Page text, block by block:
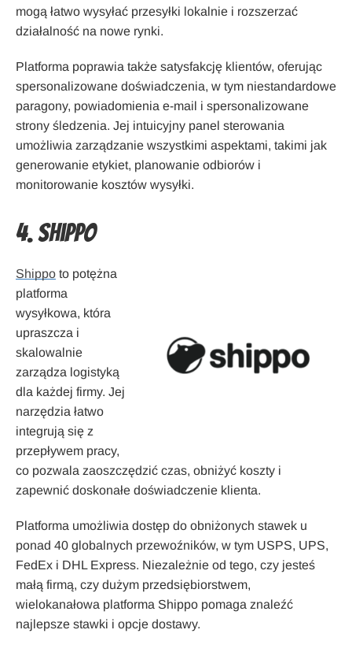
mogą łatwo wysyłać przesyłki lokalnie i rozszerzać
działalność na nowe rynki.
Platforma poprawia także satysfakcję klientów, oferując
spersonalizowane doświadczenia, w tym niestandardowe
paragony, powiadomienia e-mail i spersonalizowane
strony śledzenia. Jej intuicyjny panel sterowania
umożliwia zarządzanie wszystkimi aspektami, takimi jak
generowanie etykiet, planowanie odbiorów i
monitorowanie kosztów wysyłki.
4. Shippo
Shippo to potężna
platforma
wysyłkowa, która
upraszcza i
skalowalnie
zarządza logistyką
dla każdej firmy. Jej
narzędzia łatwo
integrują się z
przepływem pracy,
co pozwala zaoszczędzić czas, obniżyć koszty i
zapewnić doskonałe doświadczenie klienta.
Platforma umożliwia dostęp do obniżonych stawek u
ponad 40 globalnych przewoźników, w tym USPS, UPS,
FedEx i DHL Express. Niezależnie od tego, czy jesteś
małą firmą, czy dużym przedsiębiorstwem,
wielokanałowa platforma Shippo pomaga znaleźć
najlepsze stawki i opcje dostawy.